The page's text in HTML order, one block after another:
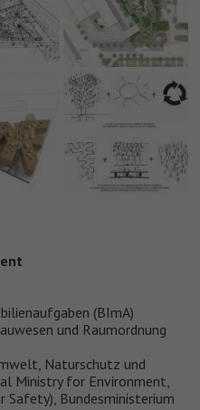
(BImA)
und Raumordnung
Naturschutz und
Ministry for Environment,
Safety), Bundesministerium